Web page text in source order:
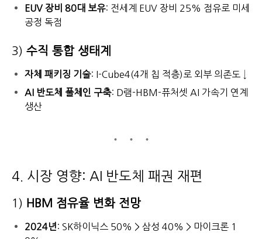
EUV 장비 80대 보유: 전세계 EUV 장비 25% 점유로 미세
공정 독점
3) 수직 통합 생태계
자체 패키징 기술: I-Cube4(4개 칩 적층)로 외부 의존도 ↓
AI 반도체 풀체인 구축: D램-HBM-퓨처셋 AI 가속기 연계
생산
4. 시장 영향: AI 반도체 패권 재편
1) HBM 점유율 변화 전망
2024년: SK하이닉스 50% > 삼성 40% > 마이크론 1